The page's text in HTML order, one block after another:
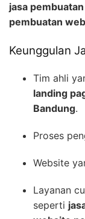
jasa
pembuatan
Keunggulan
Tim ahli
landing
Bandung.
Proses
Website
Layanan
seperti